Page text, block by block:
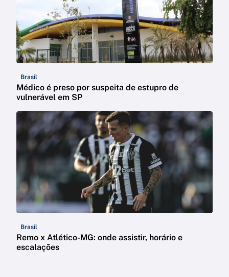
Brasil
Médico é preso por suspeita de estupro de
vulnerável em SP
Brasil
Remo x Atlético-MG: onde assistir, horário e
escalações